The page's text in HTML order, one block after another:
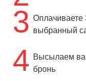
3 Оплачиваете
выбранный
4 Высылаем
бронь